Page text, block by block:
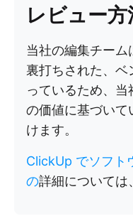
レビュー方
当社の編集チーム
裏打ちされた、ベ
っているため、
の価値に基づいて
けます。
ClickUp でソフト
の詳細については